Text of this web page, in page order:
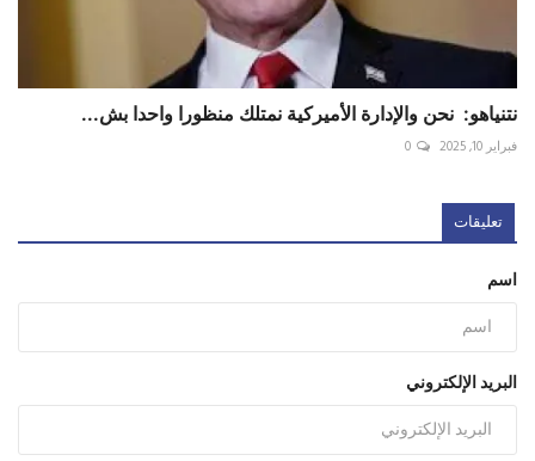
نتنياهو: ‏نحن والإدارة الأميركية نمتلك منظورا واحدا بش...
فبراير 10, 2025 0
تعليقات
اسم
البريد الإلكتروني